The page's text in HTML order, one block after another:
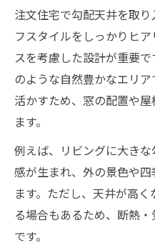
注文住宅で勾配天井を取
フスタイルをしっかりヒ
スを考慮した設計が重要
のような自然豊かなエリ
活かすため、窓の配置や
ます。
例えば、リビングに大き
感が生まれ、外の景色や
ます。ただし、天井が高
る場合もあるため、断熱
です。